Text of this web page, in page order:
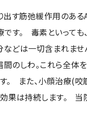
出す筋弛緩作用のあ
です。 毒素といって
どは一切含まれま
のしわ。これら全体
。 また、小顔治療(
果は持続します。